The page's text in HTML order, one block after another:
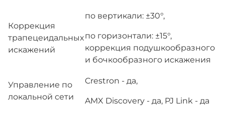
Коррекция
трапецеидальных
искажений
по вертикали: ±30°,
по горизонтали: ±15°,
коррекция подушкообразного
и бочкообразного искажения
Управление по
локальной сети
Crestron - да,
AMX Discovery - да, PJ Link - да